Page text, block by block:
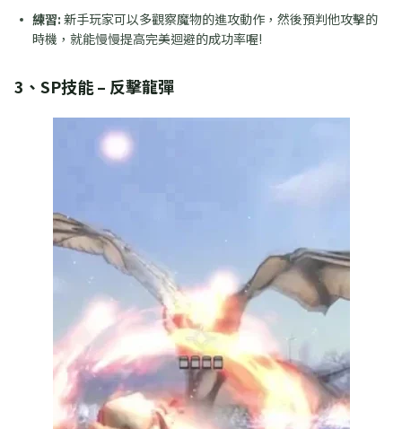
練習: 新手玩家可以多觀察魔物的進攻動作，然後預判他攻擊的
時機，就能慢慢提高完美迴避的成功率喔!
3、SP技能 – 反擊龍彈